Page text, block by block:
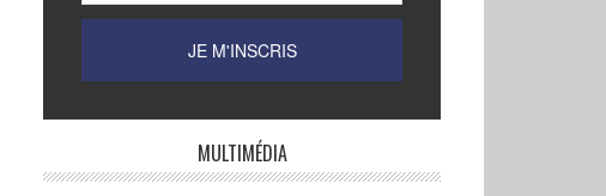
MULTIMÉDIA